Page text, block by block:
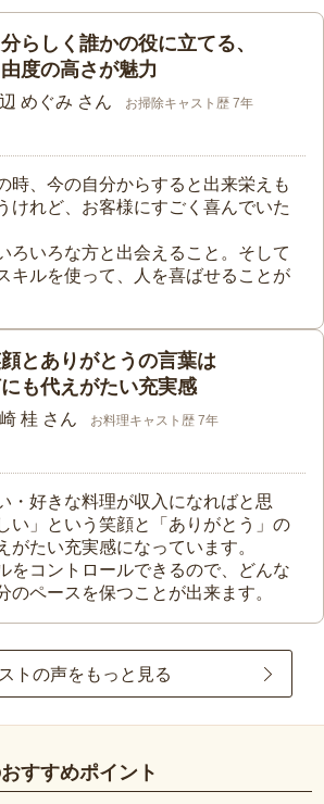
らしく誰かの役に立てる、
度の高さが魅力
めぐみ さん お掃除キャスト歴 7年
時、今の自分からすると出来栄えも
けれど、お客様にすごく喜んでいた
ろいろな方と出会えること。そして
キルを使って、人を喜ばせることが
とありがとうの言葉は
も代えがたい充実感
桂 さん お料理キャスト歴 7年
・好きな料理が収入になればと思
い」という笑顔と「ありがとう」の
がたい充実感になっています。
をコントロールできるので、どんな
のペースを保つことが出来ます。
トの声をもっと見る
すすめポイント